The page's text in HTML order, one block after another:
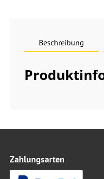
Beschreibung
Zahlungsarten